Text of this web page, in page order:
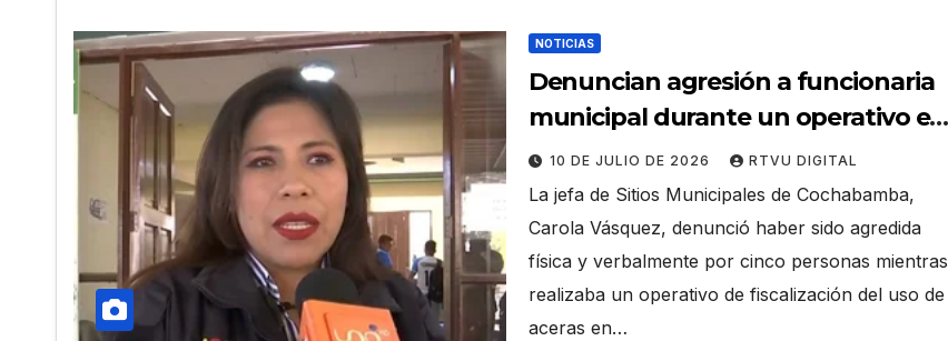
NOTICIAS
Denuncian agresión a funcionaria
municipal durante un operativo en
Cochabamba
10 DE JULIO DE 2026 RTVU DIGITAL
La jefa de Sitios Municipales de Cochabamba,
Carola Vásquez, denunció haber sido agredida
física y verbalmente por cinco personas mientras
realizaba un operativo de fiscalización del uso de
aceras en…